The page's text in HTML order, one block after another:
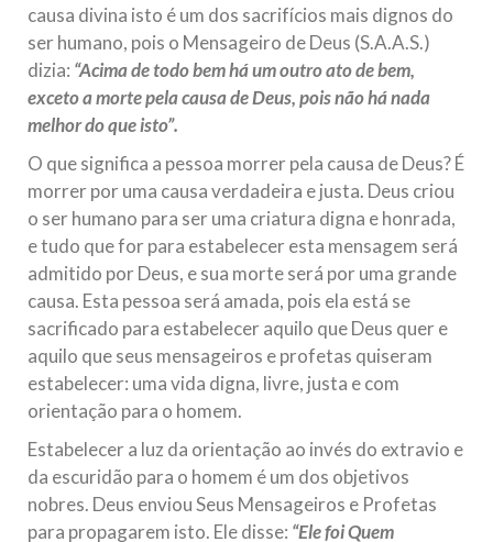
causa divina isto é um dos sacrifícios mais dignos do
ser humano, pois o Mensageiro de Deus (S.A.A.S.)
dizia: “Acima de todo bem há um outro ato de bem,
exceto a morte pela causa de Deus, pois não há nada
melhor do que isto”.
O que significa a pessoa morrer pela causa de Deus? É
morrer por uma causa verdadeira e justa. Deus criou
o ser humano para ser uma criatura digna e honrada,
e tudo que for para estabelecer esta mensagem será
admitido por Deus, e sua morte será por uma grande
causa. Esta pessoa será amada, pois ela está se
sacrificado para estabelecer aquilo que Deus quer e
aquilo que seus mensageiros e profetas quiseram
estabelecer: uma vida digna, livre, justa e com
orientação para o homem.
Estabelecer a luz da orientação ao invés do extravio e
da escuridão para o homem é um dos objetivos
nobres. Deus enviou Seus Mensageiros e Profetas
para propagarem isto. Ele disse: “Ele foi Quem